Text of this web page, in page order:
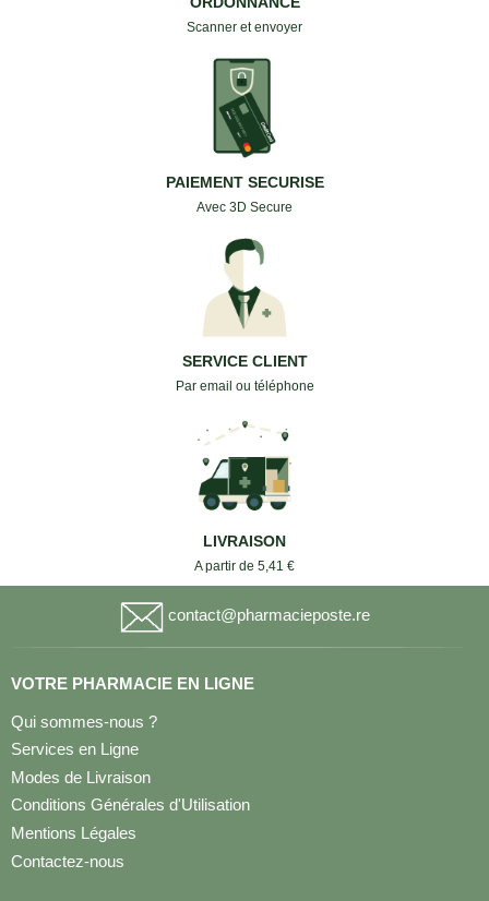
Scanner et envoyer
PAIEMENT SECURISE
Avec 3D Secure
SERVICE CLIENT
Par email ou téléphone
LIVRAISON
A partir de 5,41 €
contact@pharmacieposte.re
VOTRE PHARMACIE EN LIGNE
Qui sommes-nous ?
Services en Ligne
Modes de Livraison
Conditions Générales d'Utilisation
Mentions Légales
Contactez-nous